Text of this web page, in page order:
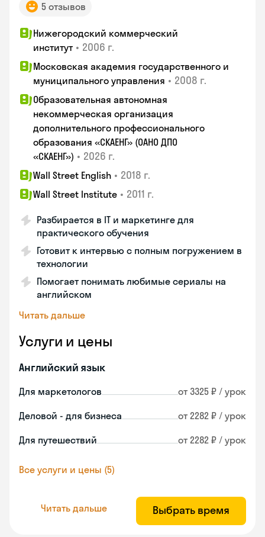
5 отзывов
Нижегородский коммерческий
институт • 2006 г.
Московская академия государственного и
муниципального управления • 2008 г.
Образовательная автономная
некоммерческая организация
дополнительного профессионального
образования «СКАЕНГ» (ОАНО ДПО
«СКАЕНГ») • 2026 г.
Wall Street English • 2018 г.
Wall Street Institute • 2011 г.
Разбирается в IT и маркетинге для
практического обучения
Готовит к интервью с полным погружением в
технологии
Помогает понимать любимые сериалы на
английском
Читать дальше
Услуги и цены
Английский язык
Для маркетологов от 3325 ₽ / урок
Деловой - для бизнеса от 2282 ₽ / урок
Для путешествий от 2282 ₽ / урок
Все услуги и цены (5)
Читать дальше Выбрать время